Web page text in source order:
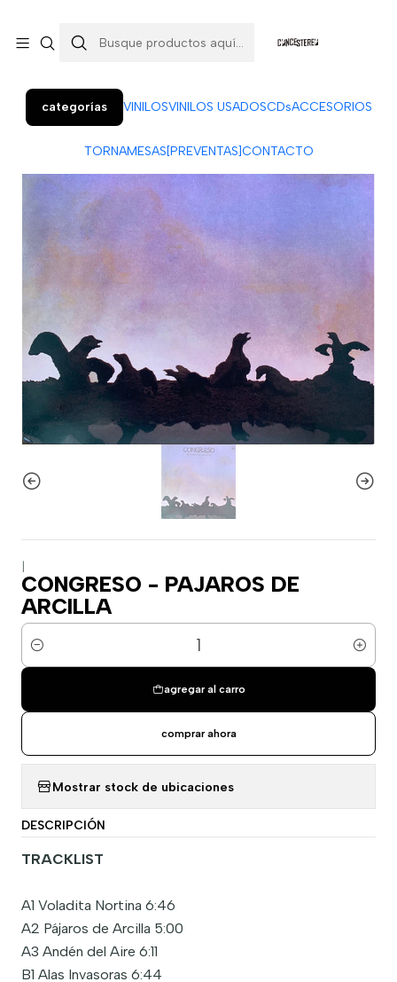
categorías VINILOSVINILOS USADOSCDsACCESORIOS
TORNAMESAS[PREVENTAS]CONTACTO
CONGRESO - PAJAROS DE
ARCILLA
Cantidad
agregar al carro
comprar ahora
Mostrar stock de ubicaciones
DESCRIPCIÓN
TRACKLIST
A1 Voladita Nortina 6:46
A2 Pájaros de Arcilla 5:00
A3 Andén del Aire 6:11
B1 Alas Invasoras 6:44